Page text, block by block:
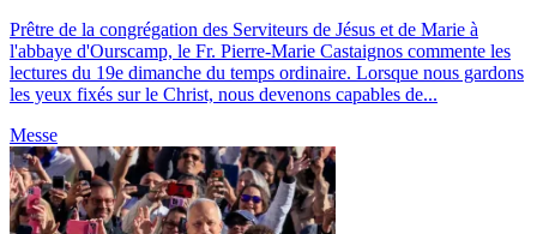
Prêtre de la congrégation des Serviteurs de Jésus et de Marie à
l'abbaye d'Ourscamp, le Fr. Pierre-Marie Castaignos commente les
lectures du 19e dimanche du temps ordinaire. Lorsque nous gardons
les yeux fixés sur le Christ, nous devenons capables de...
Messe